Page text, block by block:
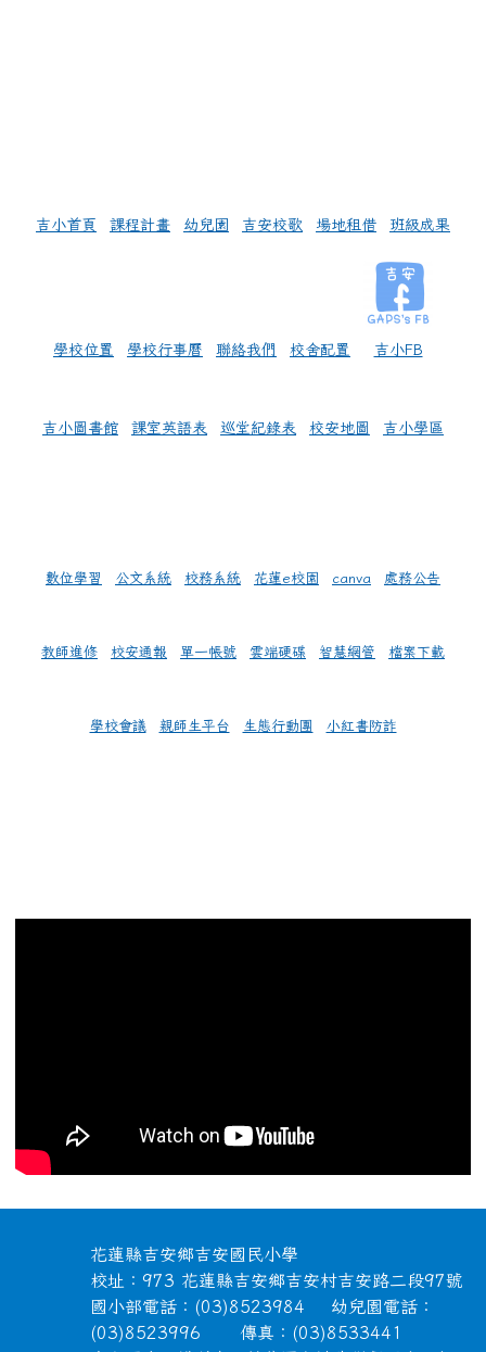
吉小首頁 課程計畫 幼兒園 吉安校歌 場地租借 班級成果
學校位置 學校行事曆 聯絡我們 校舍配置 吉小FB
吉小圖書館 課室英語表 巡堂紀錄表 校安地圖 吉小學區
數位學習 公文系統 校務系統 花蓮e校園 canva 處務公告
教師進修 校安通報 單一帳號 雲端硬碟 智慧網管 檔案下載
學校會議 親師生平台 生態行動團 小紅書防詐
頁尾區域內容
花蓮縣吉安鄉吉安國民小學
校址：973 花蓮縣吉安鄉吉安村吉安路二段97號
國小部電話：(03)8523984 幼兒園電話：
(03)8523996 傳真：(03)8533441